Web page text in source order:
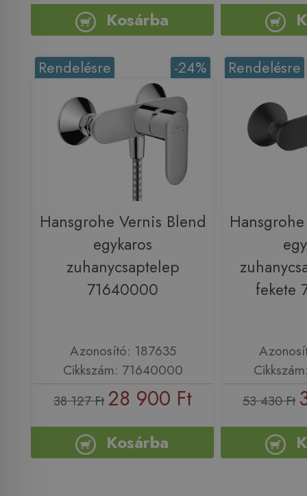
Kosárba
-24%
Rendelésre
Hansgrohe Vernis Blend
egykaros
zuhanycsaptelep
71640000
Azonosító: 187635
Cikkszám: 71640000
38 127 Ft 28 900 Ft
Kosárba
Rendelésre
fekete
53 430 Ft